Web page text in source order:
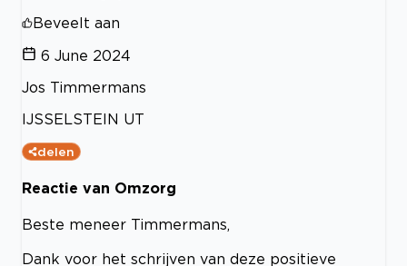
Beveelt aan
6 June 2024
Jos Timmermans
IJSSELSTEIN UT
delen
Reactie van Omzorg
Beste meneer Timmermans,
Dank voor het schrijven van deze positieve